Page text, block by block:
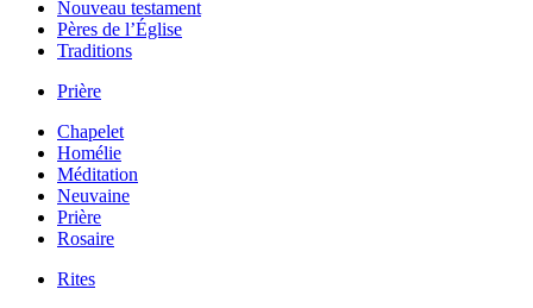
Nouveau testament
Pères de l’Église
Traditions
Prière
Chapelet
Homélie
Méditation
Neuvaine
Prière
Rosaire
Rites